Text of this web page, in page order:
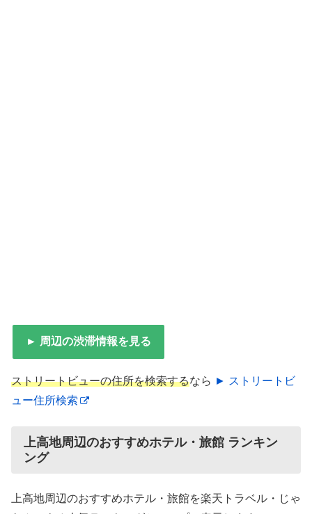
► 周辺の渋滞情報を見る
ストリートビューの住所を検索するなら ► ストリートビ
ュー住所検索
上高地周辺のおすすめホテル・旅館 ランキン
ング
上高地周辺のおすすめホテル・旅館を楽天トラベル・じゃ